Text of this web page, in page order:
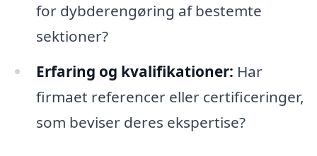
for dybderengøring af bestemte
sektioner?
Erfaring og kvalifikationer: Har
firmaet referencer eller certificeringer,
som beviser deres ekspertise?